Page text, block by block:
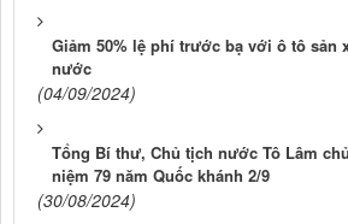
Giảm 50% lệ phí trước bạ với ô tô sản
nước
(04/09/2024)
Tổng Bí thư, Chủ tịch nước Tô Lâm
niệm 79 năm Quốc khánh 2/9
(30/08/2024)